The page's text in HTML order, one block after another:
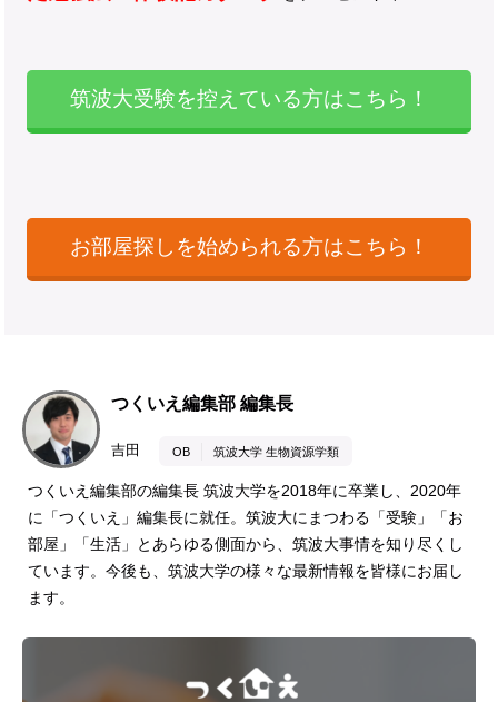
筑波大受験を控えている方はこちら！
お部屋探しを始められる方はこちら！
つくいえ編集部 編集長
吉田 OB 筑波大学 生物資源学類
つくいえ編集部の編集長 筑波大学を2018年に卒業し、2020年
に「つくいえ」編集長に就任。筑波大にまつわる「受験」「お
部屋」「生活」とあらゆる側面から、筑波大事情を知り尽くし
ています。今後も、筑波大学の様々な最新情報を皆様にお届し
ます。